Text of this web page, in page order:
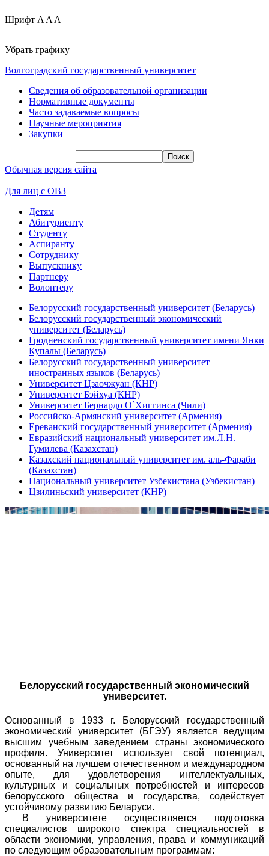
Шрифт A A A
Убрать графику
Волгоградский государственный университет
Сведения об образовательной организации
Нормативные документы
Часто задаваемые вопросы
Научные мероприятия
Закупки
Обычная версия сайта
Для лиц с ОВЗ
Детям
Абитуриенту
Студенту
Аспиранту
Сотруднику
Выпускнику
Партнеру
Волонтеру
Белорусский государственный университет (Беларусь)
Белорусский государственный экономический
университет (Беларусь)
Гродненский государственный университет имени Янки
Купалы (Беларусь)
Белорусский государственный университет
иностранных языков (Беларусь)
Университет Цзаочжуан (КНР)
Университет Бэйхуа (КНР)
Университет Бернардо О`Хиггинса (Чили)
Российско-Армянский университет (Армения)
Ереванский государственный университет (Армения)
Евразийский национальный университет им.Л.Н.
Гумилева (Казахстан)
Казахский национальный университет им. аль-Фараби
(Казахстан)
Национальный университет Узбекистана (Узбекистан)
Цзилиньский университет (КНР)
Белорусский государственный экономический
университет.
Основанный в 1933 г. Белорусский государственный
экономический университет (БГЭУ) является ведущим
высшим учебным заведением страны экономического
профиля. Университет использует свой потенциал,
основанный на лучшем отечественном и международном
опыте, для удовлетворения интеллектуальных,
культурных и социальных потребностей и интересов
белорусского общества и государства, содействует
устойчивому развитию Беларуси.
В университете осуществляется подготовка
специалистов широкого спектра специальностей в
области экономики, управления, права и коммуникаций
по следующим образовательным программам: